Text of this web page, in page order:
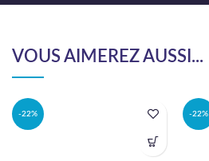
VOUS AIMEREZ AUSSI...
-22% -22%